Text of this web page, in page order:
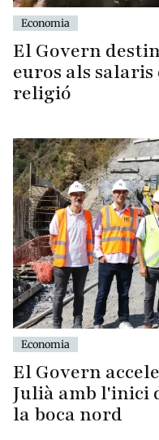
Economia
El Govern
euros als
religió
Economia
El Govern
Julià amb l'inici
la boca nord